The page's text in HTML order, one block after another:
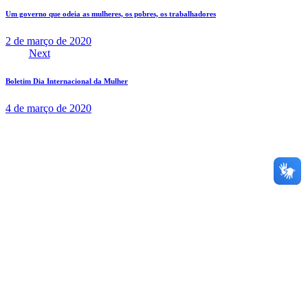
Um governo que odeia as mulheres, os pobres, os trabalhadores
2 de março de 2020
Next
Boletim Dia Internacional da Mulher
4 de março de 2020